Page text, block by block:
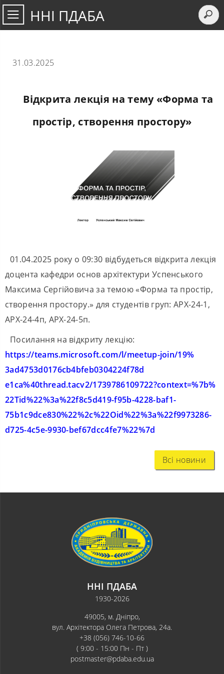
ННІ ПДАБА
31.03.2025
Відкрита лекція на тему «Форма та
простір, створення простору»
01.04.2025 року о 09:30 відбудеться відкрита лекція
доцента кафедри основ архітектури Успенського
Максима Сергійовича за темою «Форма та простір,
створення простору.» для студентів груп: АРХ-24-1,
АРХ-24-4п, АРХ-24-5п.
Посилання на відкриту лекцію:
https://teams.microsoft.com/l/meetup-join/19%
3ad4753d0176cb4bfeb0304224f78d
e1ca%40thread.tacv2/1739786109722?context=%7b%
22Tid%22%3a%22f8c5d419-f95b-4228-baf1-
75b1c9dce830%22%2c%22Oid%22%3a%22f9973286-
d725-4c5e-9930-bef67dcc4fe7%22%7d
Всі новини
ННІ ПДАБА
1930-2026
49005, м. Дніпро,
вул. Архітектора Олега Петрова, 24а.
+38 (056) 746-10-66
( 9:00 - 15:00 Пн - Пт )
postmaster@pdaba.edu.ua